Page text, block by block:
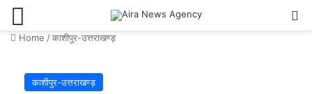
Home /काशीपुर-उत्तराखण्ड़
काशीपुर-उत्तराखण्ड़